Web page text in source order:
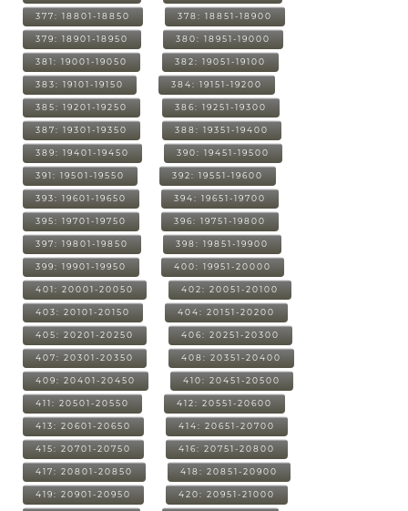
377: 18801-18850 378: 18851-18900
379: 18901-18950 380: 18951-19000
381: 19001-19050 382: 19051-19100
383: 19101-19150 384: 19151-19200
385: 19201-19250 386: 19251-19300
387: 19301-19350 388: 19351-19400
389: 19401-19450 390: 19451-19500
391: 19501-19550 392: 19551-19600
393: 19601-19650 394: 19651-19700
395: 19701-19750 396: 19751-19800
397: 19801-19850 398: 19851-19900
399: 19901-19950 400: 19951-20000
401: 20001-20050 402: 20051-20100
403: 20101-20150 404: 20151-20200
405: 20201-20250 406: 20251-20300
407: 20301-20350 408: 20351-20400
409: 20401-20450 410: 20451-20500
411: 20501-20550 412: 20551-20600
413: 20601-20650 414: 20651-20700
415: 20701-20750 416: 20751-20800
417: 20801-20850 418: 20851-20900
419: 20901-20950 420: 20951-21000